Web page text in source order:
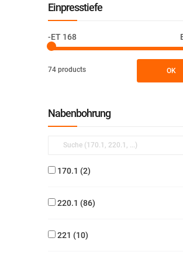
Einpresstiefe
-ET 168
74 products OK
Nabenbohrung
170.1 2
220.1 86
221 10